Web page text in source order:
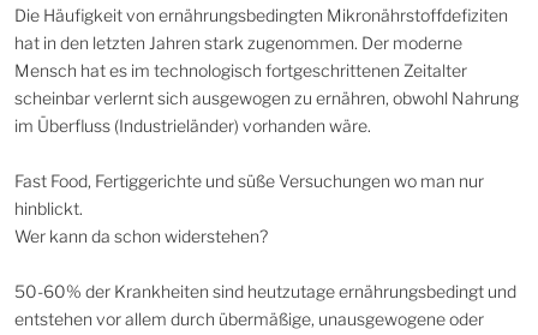
Die Häufigkeit von ernährungsbedingten Mikronährstoffdefiziten
hat in den letzten Jahren stark zugenommen. Der moderne
Mensch hat es im technologisch fortgeschrittenen Zeitalter
scheinbar verlernt sich ausgewogen zu ernähren, obwohl Nahrung
im Überfluss (Industrieländer) vorhanden wäre.
Fast Food, Fertiggerichte und süße Versuchungen wo man nur
hinblickt.
Wer kann da schon widerstehen?
50-60% der Krankheiten sind heutzutage ernährungsbedingt und
entstehen vor allem durch übermäßige, unausgewogene oder